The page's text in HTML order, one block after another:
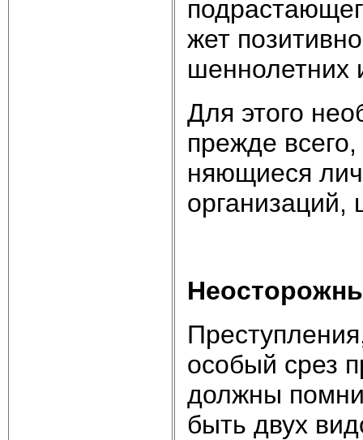
жет
шен­но­лет­них
Для это­го
пре­ж­де
няю­щие­ся
ор­га­ни­за­ций,
осо­бый срез
долж­ны
быть двух